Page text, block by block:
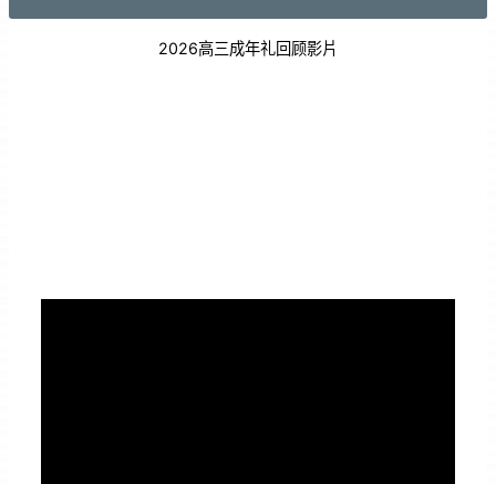
2026高三成年礼回顾影片